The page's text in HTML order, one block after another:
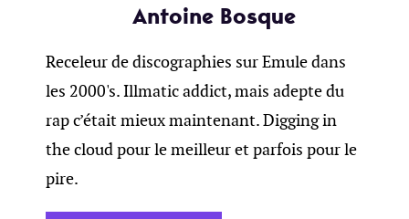
Antoine Bosque
Receleur de discographies sur Emule dans
les 2000's. Illmatic addict, mais adepte du
rap c’était mieux maintenant. Digging in
the cloud pour le meilleur et parfois pour le
pire.